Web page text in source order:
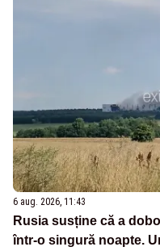
6 aug. 2026, 11:43
Rusia susține că a
într-o singură noapte.